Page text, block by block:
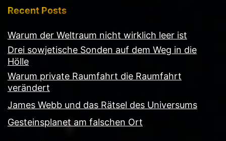
Recent Posts
Warum der Weltraum nicht wirklich leer ist
Drei sowjetische Sonden auf dem Weg in die
Hölle
Warum private Raumfahrt die Raumfahrt
verändert
James Webb und das Rätsel des Universums
Gesteinsplanet am falschen Ort